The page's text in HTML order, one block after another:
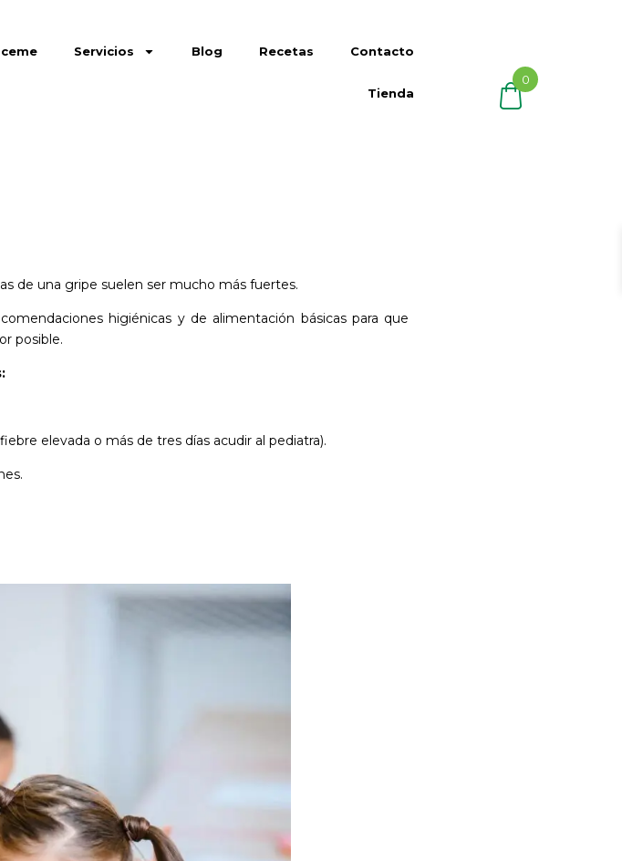
Servicios Blog Recetas Contacto
Tienda
de una gripe suelen ser mucho más fuertes.
higiénicas y de alimentación básicas para que
posible.
elevada o más de tres días acudir al pediatra).
0